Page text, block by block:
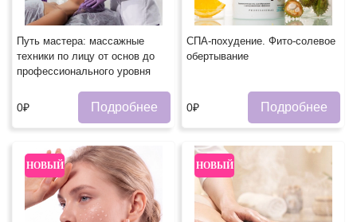
Путь мастера: массажные
техники по лицу от основ до
профессионального уровня
0₽ Подробнее
СПА-похудение. Фито-солевое
обертывание
0₽ Подробнее
НОВЫЙ НОВЫЙ